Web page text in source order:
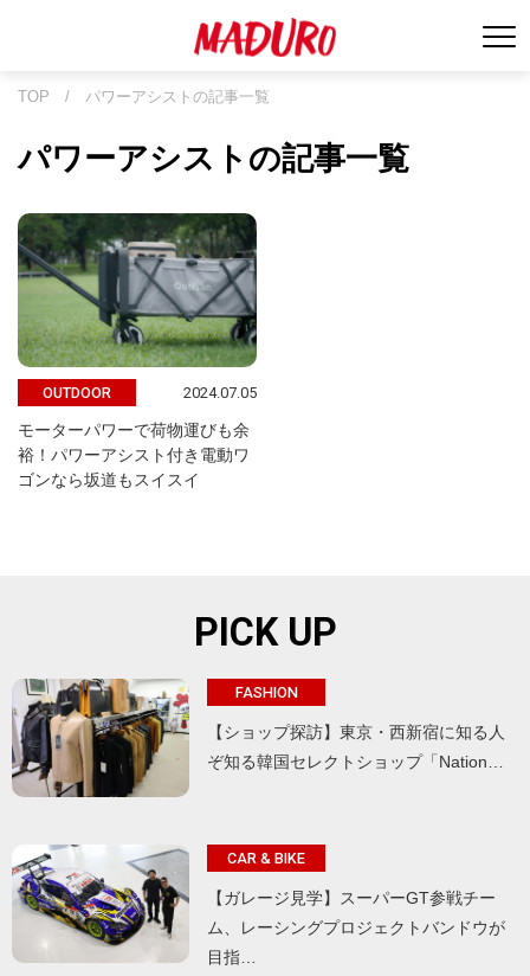
TOP / パワーアシストの記事一覧
パワーアシストの記事一覧
OUTDOOR 2024.07.05
モーターパワーで荷物運びも余
裕！パワーアシスト付き電動ワ
ゴンなら坂道もスイスイ
PICK UP
FASHION
【ショップ探訪】東京・西新宿に知る人
ぞ知る韓国セレクトショップ「Nation…
CAR & BIKE
【ガレージ見学】スーパーGT参戦チー
ム、レーシングプロジェクトバンドウが
目指…